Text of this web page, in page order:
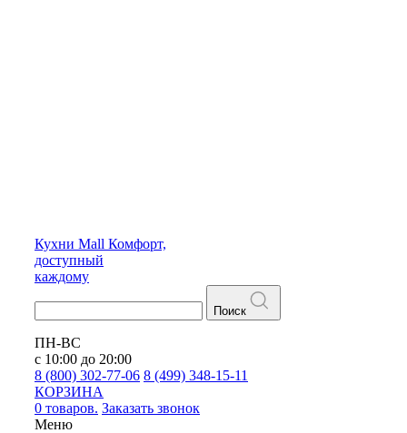
Кухни Mall Комфорт,
доступный
каждому
Поиск
ПН-ВС
с 10:00 до 20:00
8 (800) 302-77-06 8 (499) 348-15-11
КОРЗИНА
0 товаров. Заказать звонок
Меню